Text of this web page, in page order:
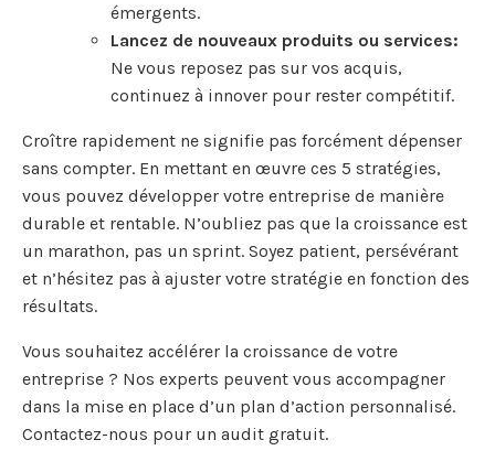
émergents.
Lancez de nouveaux produits ou services:
Ne vous reposez pas sur vos acquis,
continuez à innover pour rester compétitif.
Croître rapidement ne signifie pas forcément dépenser
sans compter. En mettant en œuvre ces 5 stratégies,
vous pouvez développer votre entreprise de manière
durable et rentable. N’oubliez pas que la croissance est
un marathon, pas un sprint. Soyez patient, persévérant
et n’hésitez pas à ajuster votre stratégie en fonction des
résultats.
Vous souhaitez accélérer la croissance de votre
entreprise ? Nos experts peuvent vous accompagner
dans la mise en place d’un plan d’action personnalisé.
Contactez-nous pour un audit gratuit.